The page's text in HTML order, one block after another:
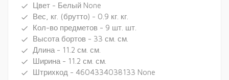
done Цвет - Белый None
done Вес, кг. (брутто) - 0.9 кг. кг.
done Кол-во предметов - 9 шт. шт.
done Высота бортов - 33 см. см.
done Длина - 11.2 см. см.
done Ширина - 11.2 см. см.
done Штрихкод - 4604334038133 None